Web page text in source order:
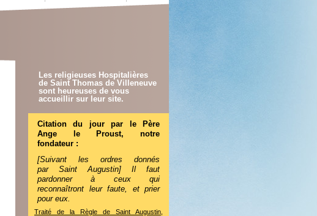
Les religieuses Hospitalières
de Saint Thomas de Villeneuve
sont heureuses de vous
accueillir sur leur site.
Citation du jour par le Père
Ange le Proust, notre
fondateur :
[Suivant les ordres donnés
par Saint Augustin] Il faut
pardonner à ceux qui
reconnaîtront leur faute, et prier
pour eux.
Traité de la Règle de Saint Augustin